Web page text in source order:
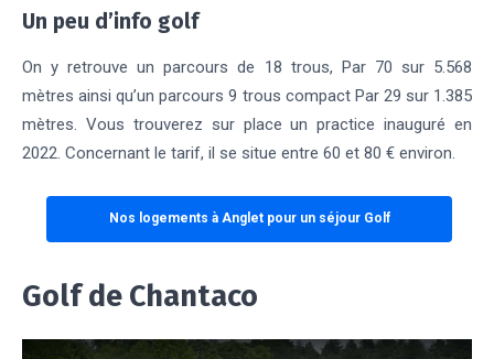
Un peu d’info golf
On y retrouve un parcours de 18 trous, Par 70 sur 5.568
mètres ainsi qu’un parcours 9 trous compact Par 29 sur 1.385
mètres. Vous trouverez sur place un practice inauguré en
2022. Concernant le tarif, il se situe entre 60 et 80 € environ.
Nos logements à Anglet pour un séjour Golf
Golf de Chantaco